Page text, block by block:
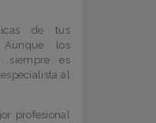
de tus
los
siempre es
al
profesional